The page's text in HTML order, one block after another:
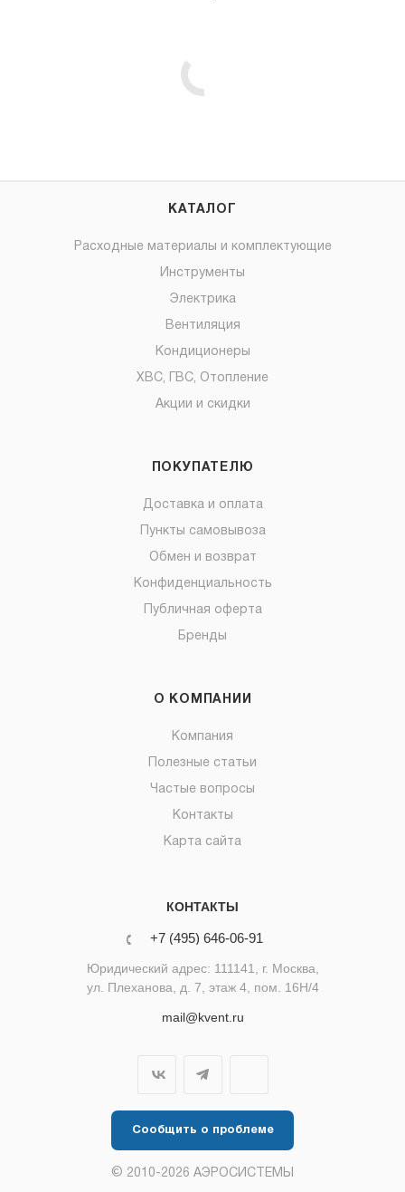
КАТАЛОГ
Расходные материалы и комплектующие
Инструменты
Электрика
Вентиляция
Кондиционеры
ХВС, ГВС, Отопление
Акции и скидки
ПОКУПАТЕЛЮ
Доставка и оплата
Пункты самовывоза
Обмен и возврат
Конфиденциальность
Публичная оферта
Бренды
О КОМПАНИИ
Компания
Полезные статьи
Частые вопросы
Контакты
Карта сайта
КОНТАКТЫ
+7 (495) 646-06-91
Юридический адрес: 111141, г. Москва,
ул. Плеханова, д. 7, этаж 4, пом. 16Н/4
mail@kvent.ru
Сообщить о проблеме
© 2010-2026 АЭРОСИСТЕМЫ